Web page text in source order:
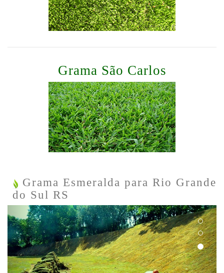
Grama São Carlos
Grama Esmeralda para Rio Grande
do Sul RS
Previous Next